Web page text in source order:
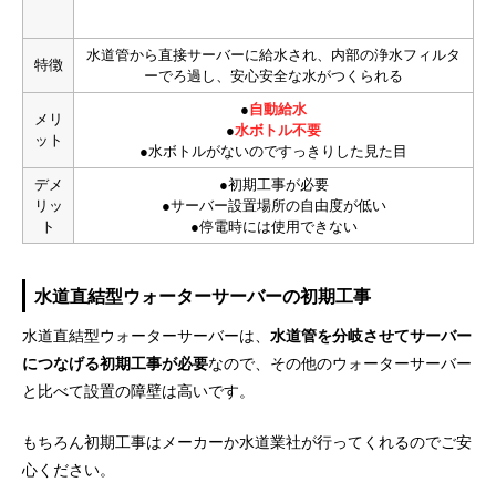
特徴
水道管から直接サーバーに給水され、内部の浄水フィルタ
ーでろ過し、安心安全な水がつくられる
メリ
ット
●自動給水
●水ボトル不要
●水ボトルがないのですっきりした見た目
デメ
リッ
ト
●初期工事が必要
●サーバー設置場所の自由度が低い
●停電時には使用できない
水道直結型ウォーターサーバーの初期工事
水道直結型ウォーターサーバーは、 水道管を分岐させてサーバー
につなげる初期工事が必要なので、その他のウォーターサーバー
と比べて設置の障壁は高いです。
もちろん初期工事はメーカーか水道業社が行ってくれるのでご安
心ください。